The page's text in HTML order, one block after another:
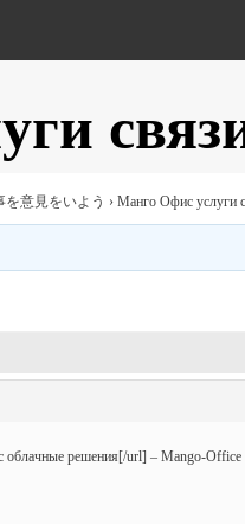
意見をいよう › Манго Офис услуги
решения[/url] – Mango-